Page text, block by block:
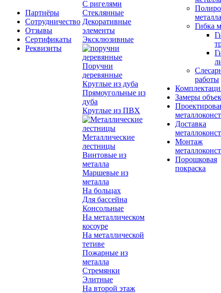
Партнёры
Сотрудничество
Отзывы
Сертификаты
Реквизиты
С ригелями
Стеклянные
Декоративные
элементы
Эксклюзивные
Поручни
деревянные
Круглые из дуба
Прямоугольные из
дуба
Круглые из ПВХ
Металлические
лестницы
Винтовые из
металла
Маршевые из
металла
На больцах
Для бассейна
Консольные
На металлическом
косоуре
На металлической
тетиве
Пожарные из
металла
Стремянки
Элитные
На второй этаж
металла
Гибка
работы
Замеры
Доставка
Монтаж
Порошковая
покраска